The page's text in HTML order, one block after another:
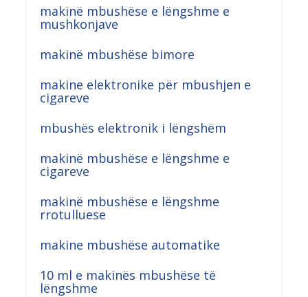
makinë mbushëse e lëngshme e
mushkonjave
makinë mbushëse bimore
makine elektronike për mbushjen e
cigareve
mbushës elektronik i lëngshëm
makinë mbushëse e lëngshme e
cigareve
makinë mbushëse e lëngshme
rrotulluese
makine mbushëse automatike
10 ml e makinës mbushëse të
lëngshme